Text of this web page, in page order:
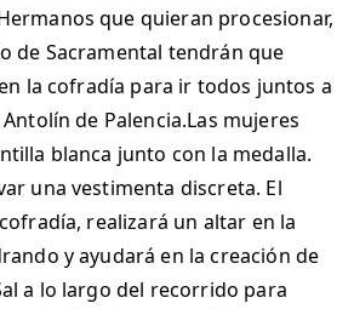
que quieran procesionar,
de Sacramental tendrán que
la cofradía para ir todos juntos a
de Palencia.Las mujeres
blanca junto con la medalla.
una vestimenta discreta. El
realizará un altar en la
y ayudará en la creación de
a lo largo del recorrido para